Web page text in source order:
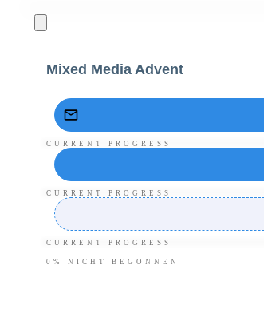
Mixed Media Advent
CURRENT PROGRESS
CURRENT PROGRESS
CURRENT PROGRESS
0% NICHT BEGONNEN